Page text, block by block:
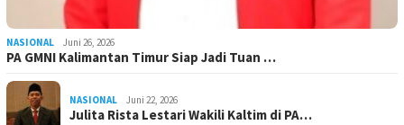
NASIONAL Juni 26, 2026
PA GMNI Kalimantan Timur Siap Jadi Tuan …
NASIONAL Juni 22, 2026
Julita Rista Lestari Wakili Kaltim di PA…